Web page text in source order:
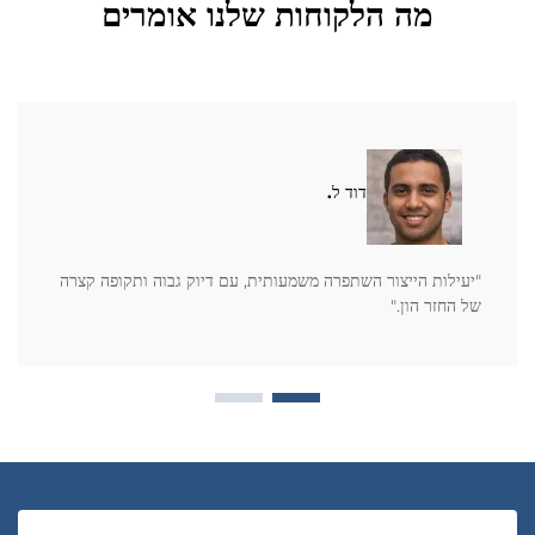
מה הלקוחות שלנו אומרים
דוד ל.
"יעילות הייצור השתפרה משמעותית, עם דיוק גבוה ותקופה קצרה
של החזר הון."